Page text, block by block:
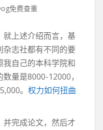
免费查重
就上述介绍而言，基
志社都有不同的要
自己的本科学院和
量是8000-12000，
。 权力如何扭曲
完成论文，然后才